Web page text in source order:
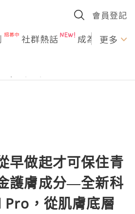
會員登記
社群熱話 成為U更多
早做起才可保住青
護膚成分—全新科
，從肌膚底層